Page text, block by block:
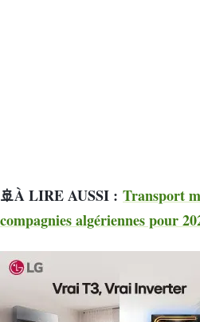
🚢À LIRE AUSSI : Transport
compagnies algériennes pour